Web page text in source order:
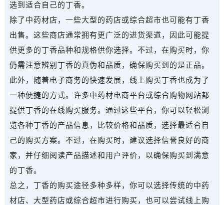
选到适合自己的丁香。
除了中药材店，一些大型的药店或综合超市也可能有丁香
出售。这些商店通常拥有更广泛的进货渠道，因此可能提
供更多的丁香品种和规格供你选择。不过，在购买时，你
仍需注意辨别丁香的真伪和品质，确保购买到的是正品。
此外，随着电子商务的快速发展，线上购买丁香也成为了
一种便捷的方式。许多中药材电商平台或综合购物网站都
提供丁香的在线购买服务。通过这些平台，你可以轻松浏
览各种丁香的产品信息，比较价格和品质，选择最适合自
己的购买方案。不过，在购买时，建议选择信誉良好的商
家，并仔细阅读产品描述和用户评价，以确保购买到满意
的丁香。
总之，丁香的购买途径多种多样，你可以选择传统的中药
材店、大型药店或综合超市进行购买，也可以尝试线上购